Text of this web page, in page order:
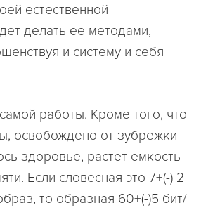
естественной
делать ее методами,
и систему и себя
работы. Кроме того, что
освобождено от зубрежки
здоровье, растет емкость
Если словесная это 7+(-) 2
то образная 60+(-)5 бит/